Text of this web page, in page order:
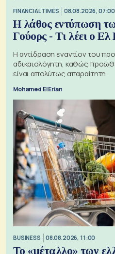
FINANCIAL TIMES 08.08.2026, 07:00
Η λάθος εντύπωση
Γούορς - Τι λέει ο Ελ
Η αντίδραση εναντίον του
αδικαιολόγητη, καθώς
είναι απολύτως απαραίτητη
Mohamed El Erian
BUSINESS 08.08.2026, 11:00
Το «μέταλλο» των